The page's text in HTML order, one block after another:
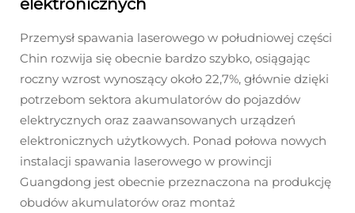
elektronicznych
Przemysł spawania laserowego w południowej części
Chin rozwija się obecnie bardzo szybko, osiągając
roczny wzrost wynoszący około 22,7%, głównie dzięki
potrzebom sektora akumulatorów do pojazdów
elektrycznych oraz zaawansowanych urządzeń
elektronicznych użytkowych. Ponad połowa nowych
instalacji spawania laserowego w prowincji
Guangdong jest obecnie przeznaczona na produkcję
obudów akumulatorów oraz montaż